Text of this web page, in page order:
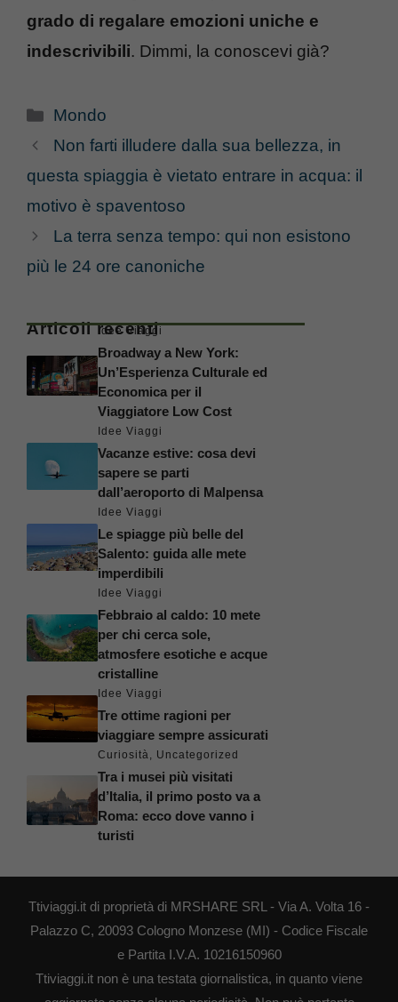
grado di regalare emozioni uniche e
indescrivibili. Dimmi, la conoscevi già?
Categorie
Mondo
Non farti illudere dalla sua bellezza, in
questa spiaggia è vietato entrare in acqua: il
motivo è spaventoso
La terra senza tempo: qui non esistono
più le 24 ore canoniche
Articoli recenti
Idee Viaggi
Broadway a New York:
Un’Esperienza Culturale ed
Economica per il
Viaggiatore Low Cost
Idee Viaggi
Vacanze estive: cosa devi
sapere se parti
dall’aeroporto di Malpensa
Idee Viaggi
Le spiagge più belle del
Salento: guida alle mete
imperdibili
Idee Viaggi
Febbraio al caldo: 10 mete
per chi cerca sole,
atmosfere esotiche e acque
cristalline
Idee Viaggi
Tre ottime ragioni per
viaggiare sempre assicurati
Curiosità, Uncategorized
Tra i musei più visitati
d’Italia, il primo posto va a
Roma: ecco dove vanno i
turisti
Ttiviaggi.it di proprietà di MRSHARE SRL - Via A. Volta 16 -
Palazzo C, 20093 Cologno Monzese (MI) - Codice Fiscale
e Partita I.V.A. 10216150960
Ttiviaggi.it non è una testata giornalistica, in quanto viene